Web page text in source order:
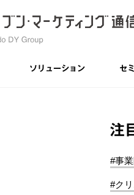
ソリューション セ
注
#事
#ク